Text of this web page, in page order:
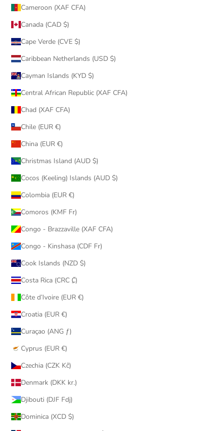
Cameroon (XAF CFA)
Canada (CAD $)
Cape Verde (CVE $)
Caribbean Netherlands (USD $)
Cayman Islands (KYD $)
Central African Republic (XAF CFA)
Chad (XAF CFA)
Chile (EUR €)
China (EUR €)
Christmas Island (AUD $)
Cocos (Keeling) Islands (AUD $)
Colombia (EUR €)
Comoros (KMF Fr)
Congo - Brazzaville (XAF CFA)
Congo - Kinshasa (CDF Fr)
Cook Islands (NZD $)
Costa Rica (CRC ₡)
Côte d’Ivoire (EUR €)
Croatia (EUR €)
Curaçao (ANG ƒ)
Cyprus (EUR €)
Czechia (CZK Kč)
Denmark (DKK kr.)
Djibouti (DJF Fdj)
Dominica (XCD $)